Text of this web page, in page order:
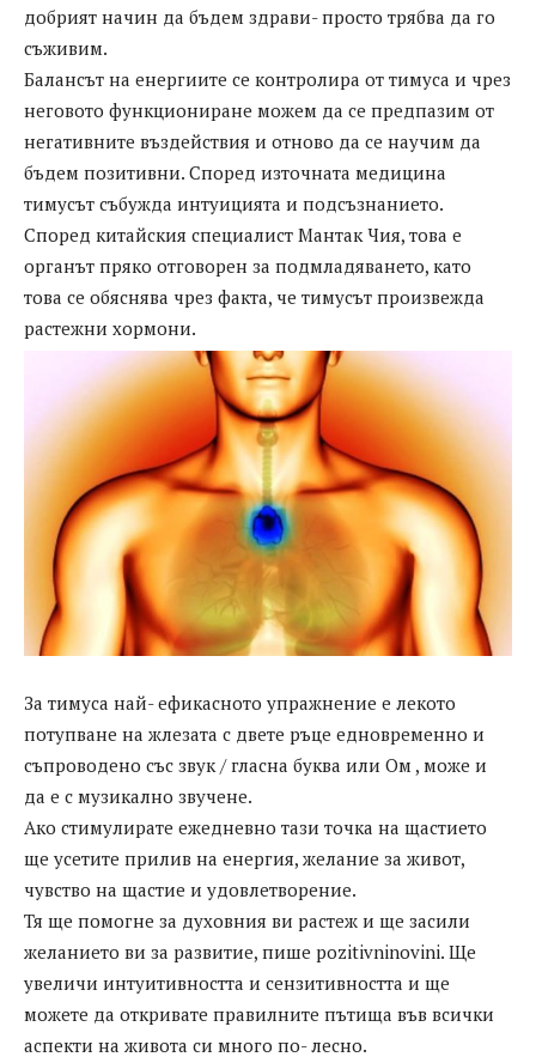
добрият начин да бъдем здрави- просто трябва да го
съживим.
Балансът на енергиите се контролира от тимуса и чрез
неговото функциониране можем да се предпазим от
негативните въздействия и отново да се научим да
бъдем позитивни. Според източната медицина
тимусът събужда интуицията и подсъзнанието.
Според китайския специалист Мантак Чия, това е
органът пряко отговорен за подмладяването, като
това се обяснява чрез факта, че тимусът произвежда
растежни хормони.
За тимуса най- ефикасното упражнение е лекото
потупване на жлезата с двете ръце едновременно и
съпроводено със звук / гласна буква или Ом , може и
да е с музикално звучене.
Ако стимулирате ежедневно тази точка на щастието
ще усетите прилив на енергия, желание за живот,
чувство на щастие и удовлетворение.
Тя ще помогне за духовния ви растеж и ще засили
желанието ви за развитие, пише pozitivninovini. Ще
увеличи интуитивността и сензитивността и ще
можете да откривате правилните пътища във всички
аспекти на живота си много по- лесно.